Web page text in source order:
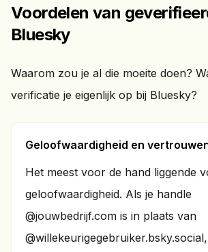
Voordelen van
Bluesky
Waarom zou je al die moeite doen?
verificatie je eigenlijk op bij Bluesky?
Geloofwaardigheid en
Het meest voor de hand liggende
geloofwaardigheid. Als je handle
@jouwbedrijf.com is in plaats van